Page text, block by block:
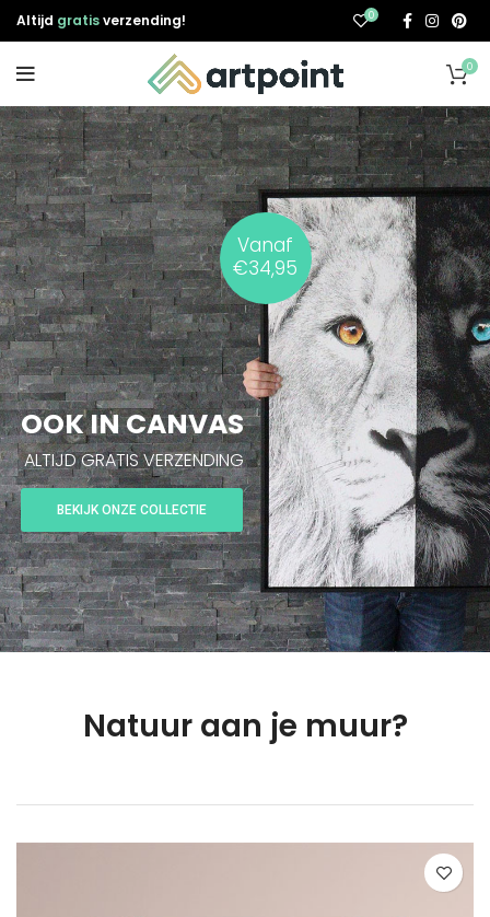
Altijd gratisverzending! 0
0
OOK IN CANVAS
ALTIJD GRATIS VERZENDING
BEKIJK ONZE COLLECTIE
Vanaf
€34,95
Natuur aan je muur?